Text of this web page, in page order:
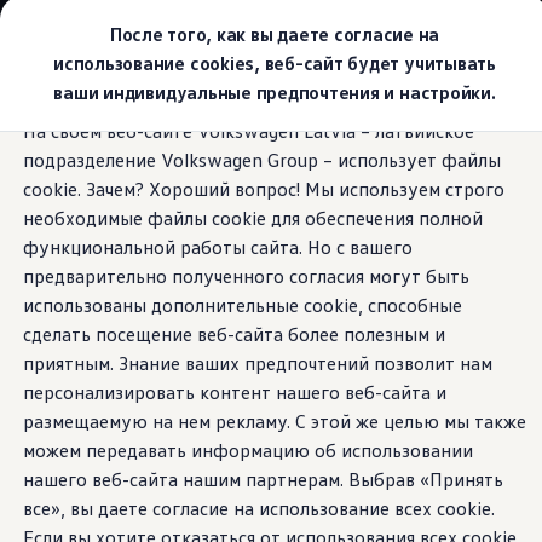
После того, как вы даете согласие на
использование cookies, веб-сайт будет учитывать
ваши индивидуальные предпочтения и настройки.
На своем веб-сайте Volkswagen Latvia – латвийское
подразделение Volkswagen Group – использует файлы
cookie. Зачем? Хороший вопрос! Мы используем строго
необходимые файлы cookie для обеспечения полной
функциональной работы сайта. Но с вашего
предварительно полученного согласия могут быть
использованы дополнительные cookie, способные
сделать посещение веб-сайта более полезным и
приятным. Знание ваших предпочтений позволит нам
персонализировать контент нашего веб-сайта и
размещаемую на нем рекламу. С этой же целью мы также
можем передавать информацию об использовании
нашего веб-сайта нашим партнерам. Выбрав «Принять
все», вы даете согласие на использование всех cookie.
Если вы хотите отказаться от использования всех cookie,
основному
содержанию
нижнему
колонтитулу
Выбери свой Volkswagen
Модельный ряд
Новый ID.Cross
Открой для себя семейство внедорожников
Предложения и услуги
Юбилейное предложение
Автомобильный онлайн-магазин Volkswagen
Обмен автомобилей
Лизинг Volkswagen
Гарантия
Бесплатная регистрация для вашего нового
Взаимодействие в сети простыми словами
VW Connect
Активация
Все службы
VW Connect для Вашего ID.
Обновления (Upgrades)
Car-Net
App-Connect
Fleet Interface Data
O Volkswagen
Получи больше
Владельцы и услуги
Обновления
Добавлениеновых
функций
Даже после приобретения Multivan вы сможете
расширять его возможности дополнительными
функциями, как привыкли это делать со своим
смартфоном. Просто перейдите в веб-магазин
VolkswagenConnect либо магазин In-Car Shop